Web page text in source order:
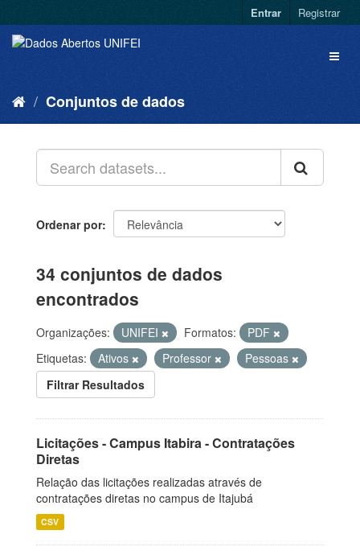
Entrar Registrar
Conjuntos de dados
Ordenar por
34 conjuntos de dados
encontrados
Organizações: UNIFEI Formatos:
PDF
Etiquetas:
Ativos Professor
Pessoas
Filtrar Resultados
Licitações - Campus Itabira - Contratações
Diretas
Relação das licitações realizadas através de
contratações diretas no campus de Itajubá
CSV